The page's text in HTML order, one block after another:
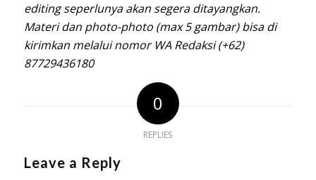
editing seperlunya akan segera ditayangkan.
Materi dan photo-photo (max 5 gambar) bisa di
kirimkan melalui nomor WA Redaksi(+62)
87729436180
0
REPLIES
Leave a Reply